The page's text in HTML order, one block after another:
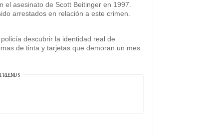
asesinato de Scott Beitinger en 1997.
arrestados en relación a este crimen.
descubrir la identidad real de
de tinta y tarjetas que demoran un mes.